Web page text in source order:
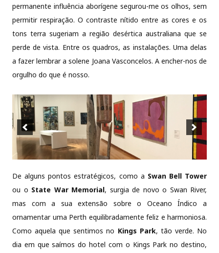
permanente influência aborígene segurou-me os olhos, sem
permitir respiração. O contraste nítido entre as cores e os
tons terra sugeriam a região desértica australiana que se
perde de vista. Entre os quadros, as instalações. Uma delas
a fazer lembrar a solene Joana Vasconcelos. A encher-nos de
orgulho do que é nosso.
De alguns pontos estratégicos, como a Swan Bell Tower
ou o State War Memorial, surgia de novo o Swan River,
mas com a sua extensão sobre o Oceano Índico a
ornamentar uma Perth equilibradamente feliz e harmoniosa.
Como aquela que sentimos no Kings Park, tão verde. No
dia em que saímos do hotel com o Kings Park no destino,